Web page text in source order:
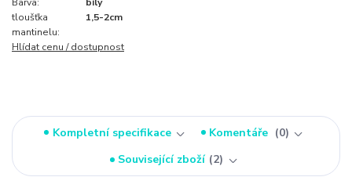
tloušťka
mantinelu:
1,5-2cm
Hlídat cenu / dostupnost
Kompletní specifikace Komentáře
0
Související zboží 2